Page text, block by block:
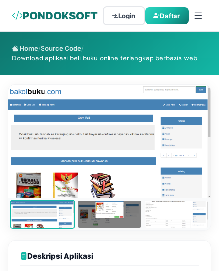
PONDOKSOFT Login Daftar
Home/Source Code/
Download aplikasi beli buku online terlengkap berbasis web
Deskripsi Aplikasi